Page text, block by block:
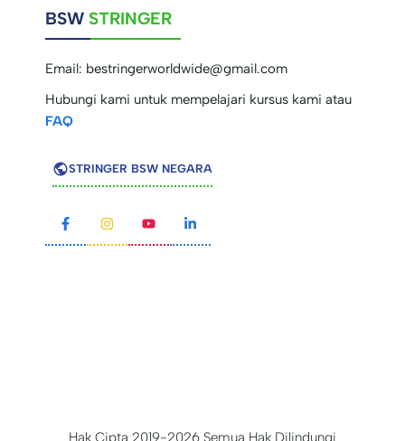
BSW STRINGER
Email: bestringerworldwide@gmail.com
Hubungi kami untuk mempelajari kursus kami atau
FAQ
STRINGER BSW NEGARA
Hak Cipta 2019-2026 Semua Hak Dilindungi